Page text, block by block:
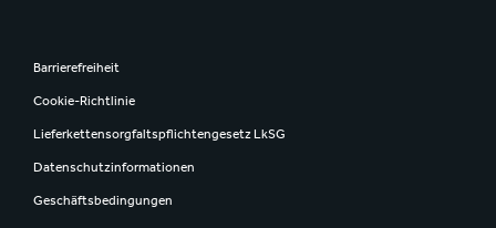
Barrierefreiheit
Cookie-Richtlinie
Lieferkettensorgfaltspflichtengesetz LkSG
Datenschutzinformationen
Geschäftsbedingungen